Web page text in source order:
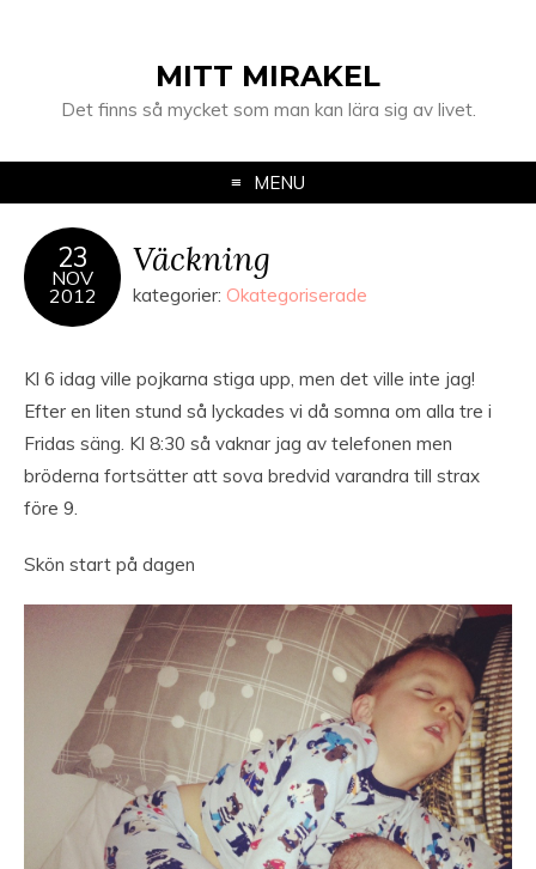
MITT MIRAKEL
Det finns så mycket som man kan lära sig av livet.
MENU
23
NOV
2012
Väckning
kategorier: Okategoriserade
Kl 6 idag ville pojkarna stiga upp, men det ville inte jag!
Efter en liten stund så lyckades vi då somna om alla tre i
Fridas säng. Kl 8:30 så vaknar jag av telefonen men
bröderna fortsätter att sova bredvid varandra till strax
före 9.
Skön start på dagen